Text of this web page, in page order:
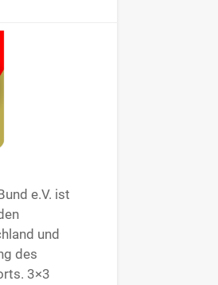
e.V. ist
und
des
3×3